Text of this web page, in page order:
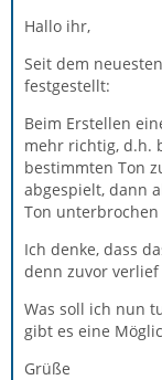
Hallo ihr,
Seit dem
festgestellt:
Beim Erstellen
mehr richtig, d.h.
bestimmten Ton
abgespielt, dann
Ton
Ich denke, dass
denn zuvor
Was soll ich nun
gibt es eine
Grüße